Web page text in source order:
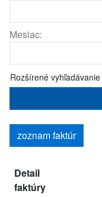
Mesiac:
Rozšírené vyhľadávanie
zoznam faktúr
Detail
faktúry